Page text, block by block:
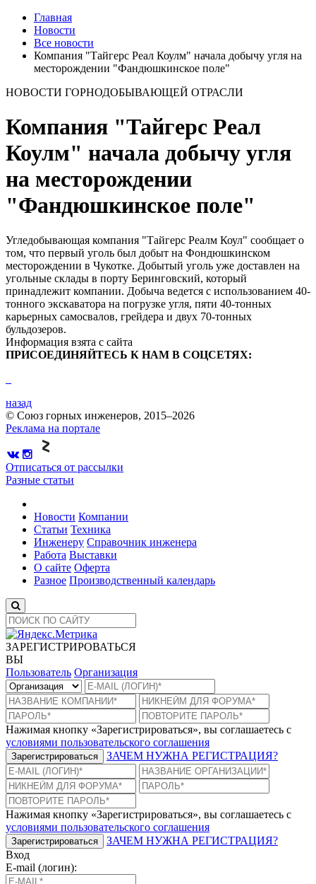
Главная
Новости
Все новости
Компания "Тайгерс Реал Коулм" начала добычу угля на
месторождении "Фандюшкинское поле"
НОВОСТИ ГОРНОДОБЫВАЮЩЕЙ ОТРАСЛИ
Компания "Тайгерс Реал
Коулм" начала добычу угля
на месторождении
"Фандюшкинское поле"
Угледобывающая компания "Тайгерс Реалм Коул" сообщает о
том, что первый уголь был добыт на Фондюшкинском
месторождении в Чукотке. Добытый уголь уже доставлен на
угольные склады в порту Беринговский, который
принадлежит компании. Добыча ведется с использованием 40-
тонного экскаватора на погрузке угля, пяти 40-тонных
карьерных самосвалов, грейдера и двух 70-тонных
бульдозеров.
Информация взята с сайта
ПРИСОЕДИНЯЙТЕСЬ К НАМ В СОЦСЕТЯХ:
назад
© Союз горных инженеров, 2015–2026
Реклама на портале
Отписаться от рассылки
Разные статьи
Новости Компании
Статьи Техника
Инженеру Справочник инженера
Работа Выставки
О сайте Оферта
Разное Производственный календарь
ЗАРЕГИСТРИРОВАТЬСЯ
ВЫ
Пользователь Организация
Нажимая кнопку «Зарегистрироваться», вы соглашаетесь с
условиями пользовательского соглашения
Зарегистрироваться ЗАЧЕМ НУЖНА РЕГИСТРАЦИЯ?
Нажимая кнопку «Зарегистрироваться», вы соглашаетесь с
условиями пользовательского соглашения
Зарегистрироваться
ЗАЧЕМ НУЖНА РЕГИСТРАЦИЯ?
Вход
E-mail (логин):